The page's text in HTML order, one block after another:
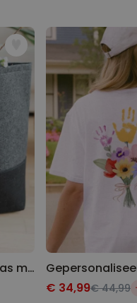
Gepersonaliseerde vilten tas met monogram
€ 34,99€ 44,99